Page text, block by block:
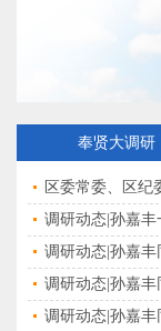
奉贤大调研
区委常委、区纪
市场监管局
调研动态|孙嘉丰
教育开展情况
调研动态|孙嘉
设情况
调研动态|孙嘉
业
调研动态|孙嘉丰